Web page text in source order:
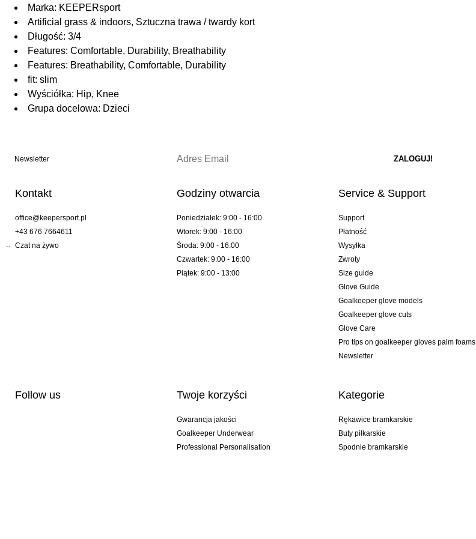
Marka: KEEPERsport
Artificial grass & indoors, Sztuczna trawa / twardy kort
Długość: 3/4
Features: Comfortable, Durability, Breathability
Features: Breathability, Comfortable, Durability
fit: slim
Wyściółka: Hip, Knee
Grupa docelowa: Dzieci
Newsletter
Kontakt
office@keepersport.pl
+43 676 7664611
Czat na żywo
Godziny otwarcia
Poniedziałek: 9:00 - 16:00
Wtorek: 9:00 - 16:00
Środa: 9:00 - 16:00
Czwartek: 9:00 - 16:00
Piątek: 9:00 - 13:00
Service & Support
Support
Płatność
Wysyłka
Zwroty
Size guide
Glove Guide
Goalkeeper glove models
Goalkeeper glove cuts
Glove Care
Pro tips on goalkeeper gloves palm foams
Newsletter
Follow us Twoje korzyści
Gwarancja jakości
Goalkeeper Underwear
Professional Personalisation
Kategorie
Rękawice bramkarskie
Buty piłkarskie
Spodnie bramkarskie